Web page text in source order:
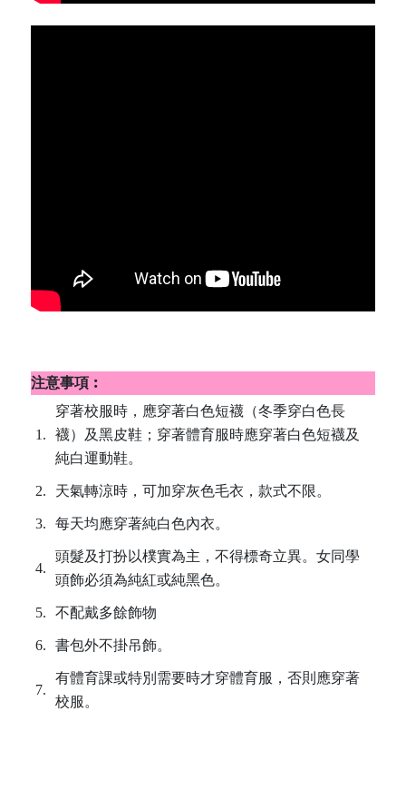
注意事項︰
1.
穿著校服時，應穿著白色短襪（冬季穿白色長
襪）及黑皮鞋；穿著體育服時應穿著白色短襪及
純白運動鞋。
2. 天氣轉涼時，可加穿灰色毛衣，款式不限。
3. 每天均應穿著純白色內衣。
4.
頭髮及打扮以樸實為主，不得標奇立異。女同學
頭飾必須為純紅或純黑色。
5. 不配戴多餘飾物
6. 書包外不掛吊飾。
7.
有體育課或特別需要時才穿體育服，否則應穿著
校服。